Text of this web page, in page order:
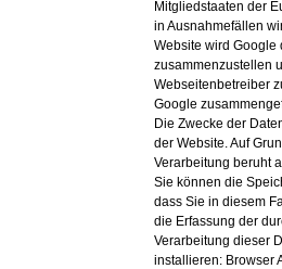
Mitgliedstaaten der
in Ausnahmefällen
Website wird Google
zusammenzustellen
Webseitenbetreiber
Google
Die Zwecke der
der Website. Auf
Verarbeitung beruht
Sie können die
dass Sie in diesem
die Erfassung der
Verarbeitung dieser
installieren: Browser